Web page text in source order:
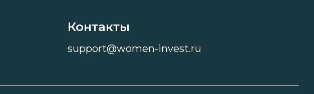
Контакты
support@women-invest.ru